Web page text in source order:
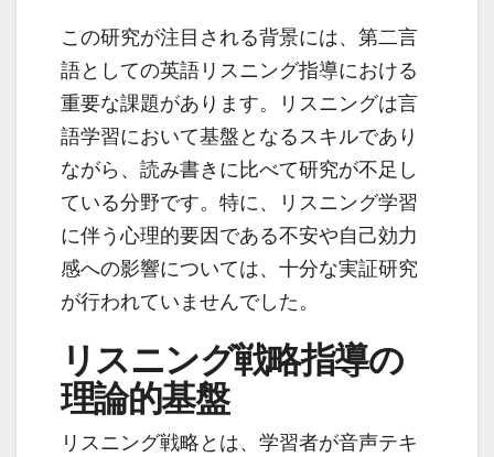
この研究が注目される背景には、第二言
語としての英語リスニング指導における
重要な課題があります。リスニングは言
語学習において基盤となるスキルであり
ながら、読み書きに比べて研究が不足し
ている分野です。特に、リスニング学習
に伴う心理的要因である不安や自己効力
感への影響については、十分な実証研究
が行われていませんでした。
リスニング戦略指導の
理論的基盤
リスニング戦略とは、学習者が音声テキ